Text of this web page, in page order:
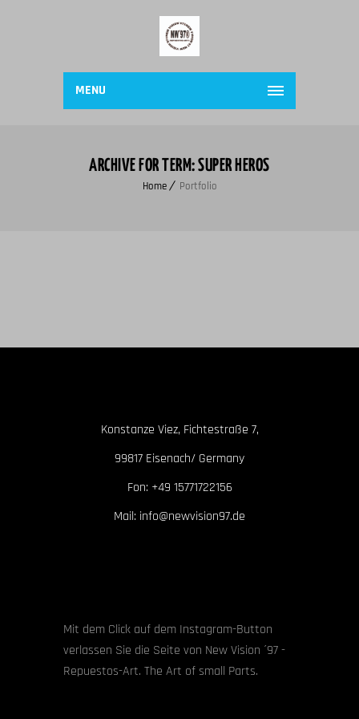
MENU
ARCHIVE FOR TERM: SUPER HEROS
Home Portfolio
Konstanze Viez, Fichtestraße 7,
99817 Eisenach/ Germany
Fon: +49 15771722156
Mail: info@newvision97.de
Mit dem Click auf dem Instagram-Button
verlassen Sie die Seite von New Vision ´97 -
Repuestos-Art. The Art of small Parts.